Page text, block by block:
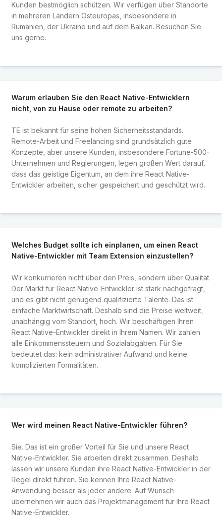
Kunden bestmöglich schützen. Wir verfügen über Standorte
in mehreren Ländern Osteuropas, insbesondere in
Rumänien, der Ukraine und auf dem Balkan. Besuchen Sie
uns gerne.
Warum erlauben Sie den React Native-Entwicklern
nicht, von zu Hause oder remote zu arbeiten?
TE ist bekannt für seine hohen Sicherheitsstandards.
Remote-Arbeit und Freelancing sind grundsätzlich gute
Konzepte, aber unsere Kunden, insbesondere Fortune-500-
Unternehmen und Regierungen, legen großen Wert darauf,
dass das geistige Eigentum, an dem ihre React Native-
Entwickler arbeiten, sicher gespeichert und geschützt wird.
Welches Budget sollte ich einplanen, um einen React
Native-Entwickler mit Team Extension einzustellen?
Wir konkurrieren nicht über den Preis, sondern über Qualität.
Der Markt für React Native-Entwickler ist stark nachgefragt,
und es gibt nicht genügend qualifizierte Talente. Das ist
einfache Marktwirtschaft. Deshalb sind die Preise weltweit,
unabhängig vom Standort, hoch. Wir beschäftigen Ihren
React Native-Entwickler direkt in Ihrem Namen. Wir zahlen
alle Einkommenssteuern und Sozialabgaben. Für Sie
bedeutet das: kein administrativer Aufwand und keine
komplizierten Formalitäten.
Wer wird meinen React Native-Entwickler führen?
Sie. Das ist ein großer Vorteil für Sie und unsere React
Native-Entwickler. Sie arbeiten direkt zusammen. Deshalb
lassen wir unsere Kunden ihre React Native-Entwickler in der
Regel direkt führen. Sie kennen Ihre React Native-
Anwendung besser als jeder andere. Auf Wunsch
übernehmen wir auch das Projektmanagement für Ihre React
Native-Entwickler.